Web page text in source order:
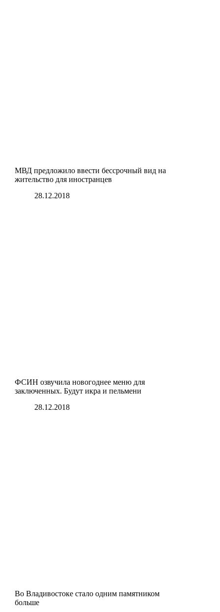
МВД предложило ввести бессрочный вид на
жительство для иностранцев
28.12.2018
ФСИН озвучила новогоднее меню для
заключенных. Будут икра и пельмени
28.12.2018
Во Владивостоке стало одним памятником
больше